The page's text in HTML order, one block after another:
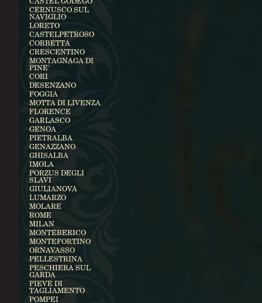
CERNUSCO SUL
NAVIGLIO
LORETO
CASTELPETROSO
CORBETTA
CRESCENTINO
MONTAGNAGA DI
PINE'
CORI
DESENZANO
FOGGIA
MOTTA DI LIVENZA
FLORENCE
GARLASCO
GENOA
PIETRALBA
GENAZZANO
GHISALBA
IMOLA
PORZUS DEGLI
SLAVI
GIULIANOVA
LUMARZO
MOLARE
ROME
MILAN
MONTEBERICO
MONTEFORTINO
ORNAVASSO
PELLESTRINA
PESCHIERA SUL
GARDA
PIEVE DI
TAGLIAMENTO
POMPEI